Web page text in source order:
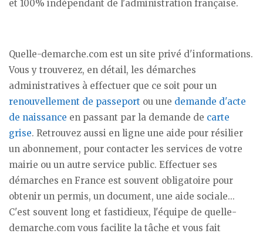
et 100% indépendant de l'administration française.
Quelle-demarche.com est un site privé d'informations.
Vous y trouverez, en détail, les démarches
administratives à effectuer que ce soit pour un
renouvellement de passeport ou une demande d'acte
de naissance en passant par la demande de carte
grise. Retrouvez aussi en ligne une aide pour résilier
un abonnement, pour contacter les services de votre
mairie ou un autre service public. Effectuer ses
démarches en France est souvent obligatoire pour
obtenir un permis, un document, une aide sociale...
C'est souvent long et fastidieux, l'équipe de quelle-
demarche.com vous facilite la tâche et vous fait